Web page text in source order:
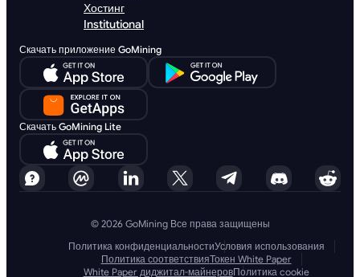
Хостинг
Institutional
Скачать приложение GoMining
Скачать GoMining Lite
© 2026 GoMining Все права защищены
Политика конфиденциальностиУсловия использования
Политика соответствияТокен White Paper
White Paper диджитал-майнеровПолитика cookie